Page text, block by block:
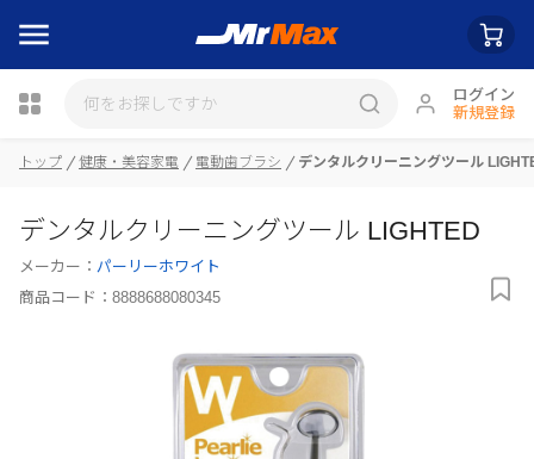
ログイン
新規登録
トップ 健康・美容家電 電動歯ブラシ デンタルクリーニングツール
デンタルクリーニングツール LIGHTED
メーカー： パーリーホワイト
商品コード： 8888688080345